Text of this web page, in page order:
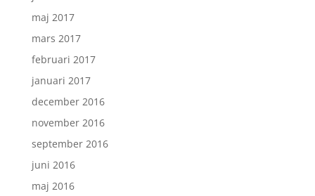
maj 2017
mars 2017
februari 2017
januari 2017
december 2016
november 2016
september 2016
juni 2016
maj 2016